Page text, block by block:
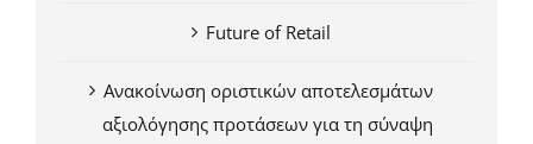
Future of Retail
Ανακοίνωση οριστικών αποτελεσμάτων
αξιολόγησης προτάσεων για τη σύναψη